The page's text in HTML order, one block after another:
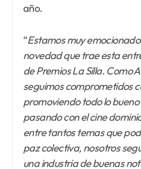
año.
“Estamos muy
novedad que trae esta
de Premios La Silla. Como
seguimos comprometidos
promoviendo todo lo bueno
pasando con el cine
entre tantos temas que
paz colectiva, nosotros
una industria de buenas